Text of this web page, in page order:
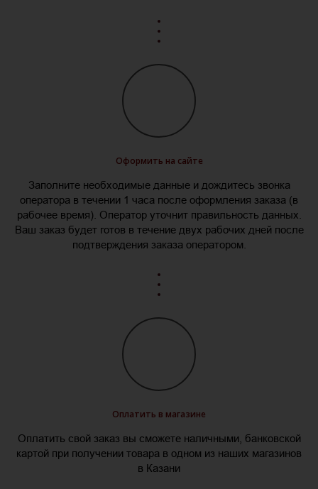
Оформить на сайте
Заполните необходимые данные и дождитесь звонка
оператора в течении 1 часа после оформления заказа (в
рабочее время). Оператор уточнит правильность данных.
Ваш заказ будет готов в течение двух рабочих дней после
подтверждения заказа оператором.
Оплатить в магазине
Оплатить свой заказ вы сможете наличными, банковской
картой при получении товара в одном из наших магазинов
в Казани